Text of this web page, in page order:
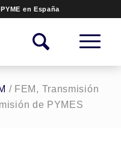
en España
/ FEM, Transmisión
de PYMES